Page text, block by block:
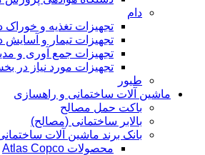
دام
تجهیزات تغذیه و خوراک
تجهیزات تیمار و آسایش
تجهیزات جمع آوری و
تجهیزات مورد نیاز در
طیور
ماشین آلات ساختمانی و راهسازی
باکت حمل مصالح
بالابر ساختمانی (مصالح)
بانک برند ماشین آلات
محصولات Atlas Copco